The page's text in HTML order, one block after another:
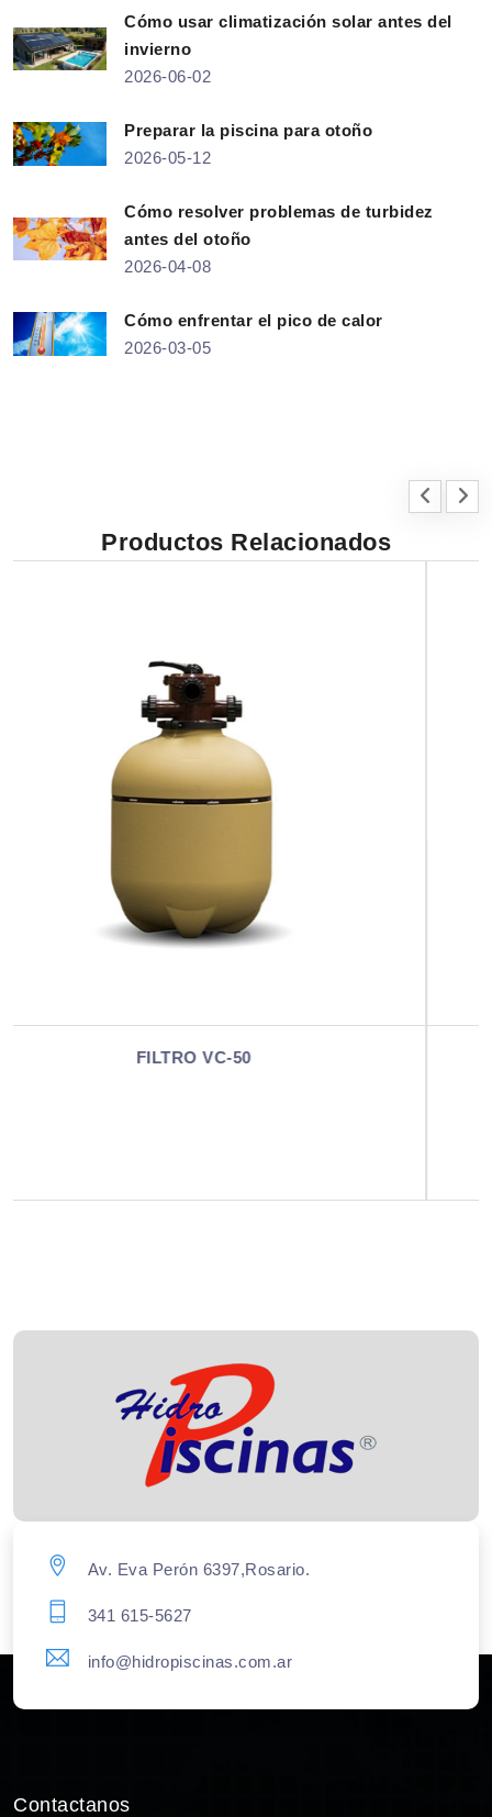
Cómo usar climatización solar antes del
invierno
2026-06-02
Preparar la piscina para otoño
2026-05-12
Cómo resolver problemas de turbidez
antes del otoño
2026-04-08
Cómo enfrentar el pico de calor
2026-03-05
Productos Relacionados
FILTRO VC-100
Av. Eva Perón 6397,Rosario.
341 615-5627
info@hidropiscinas.com.ar
Contactanos